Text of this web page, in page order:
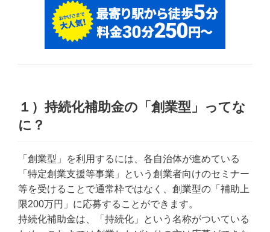
１）持続化補助金の「創業型」ってな
に？
「創業型」を利用するには、各自治体が進めている
「特定創業支援等事業」という創業者向けのセミナー
等を受けることで通常枠ではなく、創業型の「補助上
限200万円」に応募することができます。
持続化補助金は、「持続化」という名称がついている